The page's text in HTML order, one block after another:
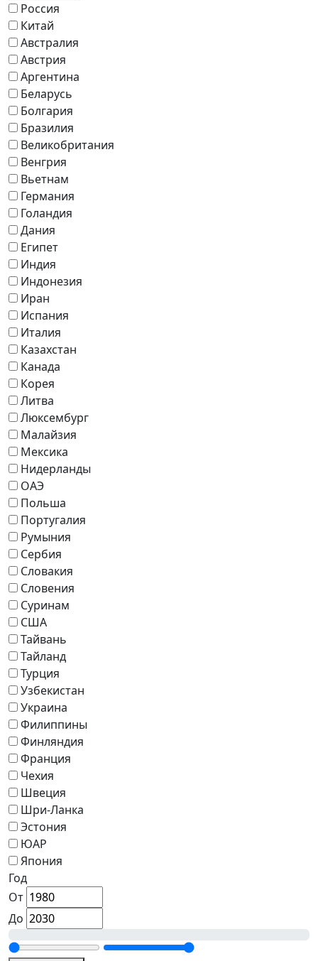
Россия
Китай
Австралия
Австрия
Аргентина
Беларусь
Болгария
Бразилия
Великобритания
Венгрия
Вьетнам
Германия
Голандия
Дания
Египет
Индия
Индонезия
Иран
Испания
Италия
Казахстан
Канада
Корея
Литва
Люксембург
Малайзия
Мексика
Нидерланды
ОАЭ
Польша
Португалия
Румыния
Сербия
Словакия
Словения
Суринам
США
Тайвань
Тайланд
Турция
Узбекистан
Украина
Филиппины
Финляндия
Франция
Чехия
Швеция
Шри-Ланка
Эстония
ЮАР
Япония
Год
От
До